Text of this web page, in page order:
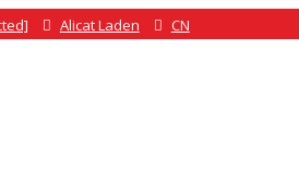
 Alicat Laden  CN